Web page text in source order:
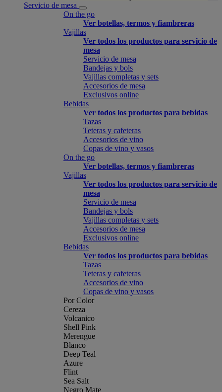
Servicio de mesa
On the go
Ver botellas, termos y fiambreras
Vajillas
Ver todos los productos para servicio de
mesa
Servicio de mesa
Bandejas y bols
Vajillas completas y sets
Accesorios de mesa
Exclusivos online
Bebidas
Ver todos los productos para bebidas
Tazas
Teteras y cafeteras
Accesorios de vino
Copas de vino y vasos
On the go
Ver botellas, termos y fiambreras
Vajillas
Ver todos los productos para servicio de
mesa
Servicio de mesa
Bandejas y bols
Vajillas completas y sets
Accesorios de mesa
Exclusivos online
Bebidas
Ver todos los productos para bebidas
Tazas
Teteras y cafeteras
Accesorios de vino
Copas de vino y vasos
Por Color
Cereza
Volcanico
Shell Pink
Merengue
Blanco
Deep Teal
Azure
Flint
Sea Salt
Negro Mate